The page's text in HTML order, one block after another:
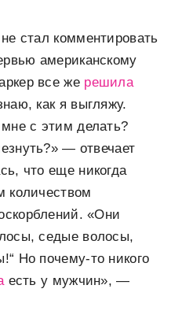
стал комментировать
американскому
все же решила
как я выгляжу.
с этим делать?
— отвечает
что еще никогда
количеством
«Они
седые волосы,
Но почему-то никого
есть у мужчин», —